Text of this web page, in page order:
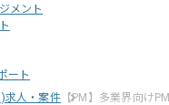
メント
ート
求人・案件【PM】多業界向け